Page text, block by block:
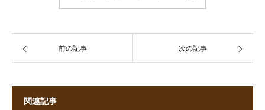
前の記事 次の記事
関連記事